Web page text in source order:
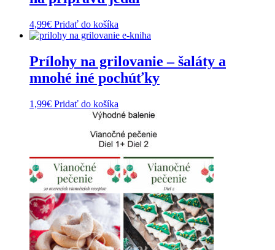
4,99€ Pridať do košíka
Prílohy na grilovanie – šaláty a
mnohé iné pochúťky
1,99€ Pridať do košíka